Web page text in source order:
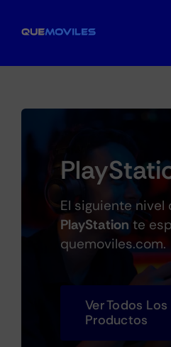
My account
Checkout
Audio
El siguiente nivel
PlayStation te
quemoviles.com.
Ver Todos Los
Productos